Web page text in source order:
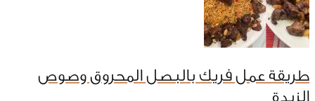
طريقة عمل فريك بالبصل المحروق وصوص
الزبدة